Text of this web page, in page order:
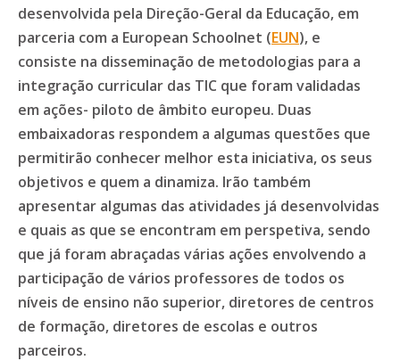
desenvolvida pela Direção-Geral da Educação, em
parceria com a European Schoolnet (EUN), e
consiste na disseminação de metodologias para a
integração curricular das TIC que foram validadas
em ações- piloto de âmbito europeu. Duas
embaixadoras respondem a algumas questões que
permitirão conhecer melhor esta iniciativa, os seus
objetivos e quem a dinamiza. Irão também
apresentar algumas das atividades já desenvolvidas
e quais as que se encontram em perspetiva, sendo
que já foram abraçadas várias ações envolvendo a
participação de vários professores de todos os
níveis de ensino não superior, diretores de centros
de formação, diretores de escolas e outros
parceiros.